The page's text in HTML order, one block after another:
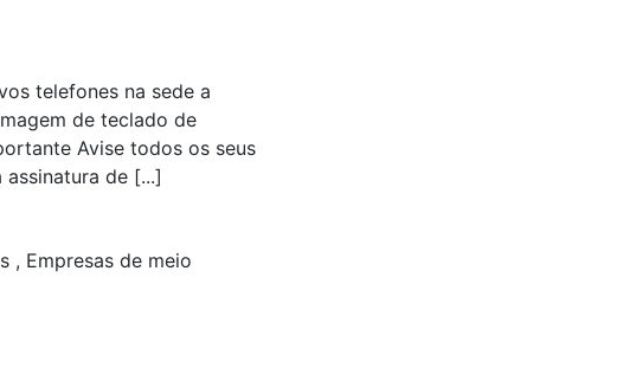
telefones na sede a
de teclado de
Avise todos os seus
de [...]
, Empresas de meio